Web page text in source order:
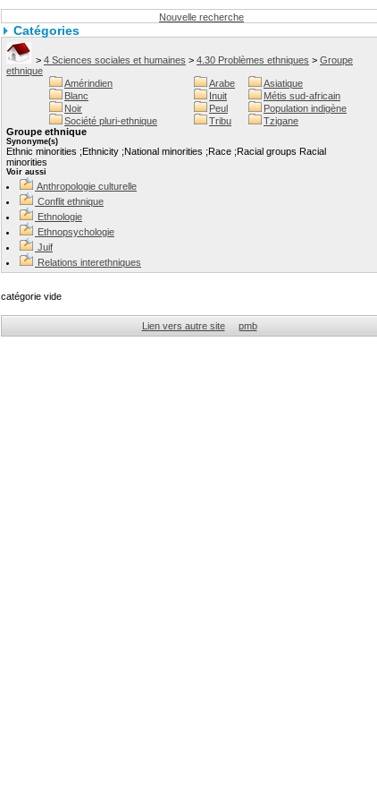
Nouvelle recherche
Catégories
> 4 Sciences sociales et humaines > 4.30 Problèmes ethniques > Groupe
ethnique
Amérindien
Arabe
Asiatique
Blanc
Inuit
Métis sud-africain
Noir
Peul
Population indigène
Société pluri-ethnique
Tribu
Tzigane
Groupe ethnique
Synonyme(s)
Ethnic minorities ;Ethnicity ;National minorities ;Race ;Racial groups Racial
minorities
Voir aussi
Anthropologie culturelle
Conflit ethnique
Ethnologie
Ethnopsychologie
Juif
Relations interethniques
catégorie vide
Lien vers autre site pmb